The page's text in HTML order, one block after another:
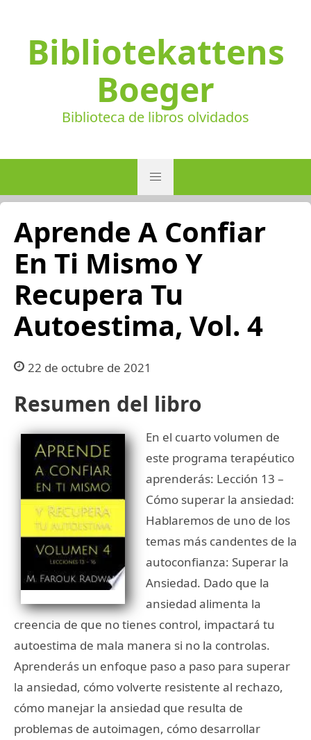
Bibliotekattens
Boeger
Biblioteca de libros olvidados
Aprende A Confiar
En Ti Mismo Y
Recupera Tu
Autoestima, Vol. 4
22 de octubre de 2021
Resumen del libro
En el cuarto volumen de
este programa terapéutico
aprenderás: Lección 13 –
Cómo superar la ansiedad:
Hablaremos de uno de los
temas más candentes de la
autoconfianza: Superar la
Ansiedad. Dado que la
ansiedad alimenta la
creencia de que no tienes control, impactará tu
autoestima de mala manera si no la controlas.
Aprenderás un enfoque paso a paso para superar
la ansiedad, cómo volverte resistente al rechazo,
cómo manejar la ansiedad que resulta de
problemas de autoimagen, cómo desarrollar